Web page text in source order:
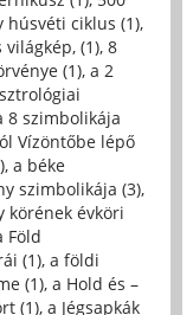
húsvéti ciklus (1),
világkép, (1), 8
(1), a 2
8 szimbolikája
Vízöntőbe lépő
, a béke
szimbolikája (3),
körének évköri
Föld
(1), a földi
(1), a Hold és –
(1), a Jégsapkák